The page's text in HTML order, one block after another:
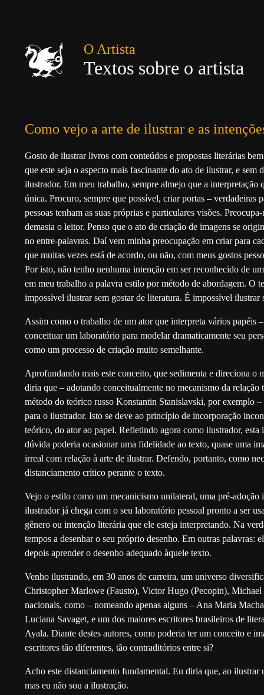
O Artista
Textos sobre o artista
Como vejo a arte de ilustrar e as
Gosto de ilustrar livros com conteúdos e propostas literárias
que este seja o aspecto mais fascinante do ato de ilustrar, e sem
ilustrador. Em meu trabalho, sempre almejo que a interpretação
única. Procuro, sempre que possível, criar portas – verdadeiras
pessoas tenham as suas próprias e particulares visões.
demasia o leitor. Penso que o ato de criação de imagens se
no entre-palavras. Daí vem minha preocupação em criar para
que muitas vezes está de acordo, ou não, com meus gostos
Por isto, não tenho nenhuma intenção em ser reconhecido de
em meu trabalho a palavra estilo por método de abordagem. O
impossível ilustrar sem gostar de literatura. É impossível ilustrar
Assim como o trabalho de um ator que interpreta vários papéis
conceituar um laboratório para modelar dramaticamente seu
como um processo de criação muito semelhante.
Aprofundando mais este conceito, que sedimenta e direciona o
diria que – adotando conceitualmente no mecanismo da relação
método do teórico russo Konstantin Stanislavski, por exemplo
para o ilustrador. Isto se deve ao princípio de incorporação
teórico, do ator ao papel. Refletindo agora como ilustrador, esta
dúvida poderia ocasionar uma fidelidade ao texto, quase uma
irreal com relação à arte de ilustrar. Defendo, portanto, como
distanciamento crítico perante o texto.
Vejo o estilo como um mecanicismo unilateral, uma pré-adoção
ilustrador já chega com o seu laboratório pessoal pronto a ser
gênero ou intenção literária que ele esteja interpretando. Na
tempos a desenhar o seu próprio desenho. Em outras palavras:
depois aprender o desenho adequado àquele texto.
Venho ilustrando, em 30 anos de carreira, um universo
Christopher Marlowe (Fausto), Victor Hugo (Pecopin), Michael
nacionais, como – nomeando apenas alguns – Ana Maria
Luciana Savaget, e um dos maiores escritores brasileiros de
Ayala. Diante destes autores, como poderia ter um conceito e
escritores tão diferentes, tão contraditórios entre si?
Acho este distanciamento fundamental. Eu diria que, ao ilustrar
mas eu não sou a ilustração.